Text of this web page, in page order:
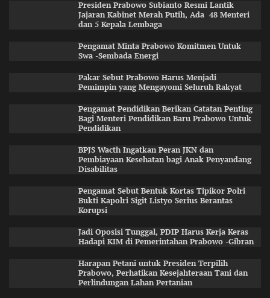
Presiden Prabowo Subianto Resmi Lantik
Jajaran Kabinet Merah Putih, Ada 48 Menteri
dan 5 Kepala Lembaga
Pengamat Minta Prabowo Komitmen Untuk
Swa -Sembada Energi
Pakar Sebut Prabowo Harus Menjadi
Pemimpin yang Mengayomi Seluruh Rakyat
Pengamat Pendidikan Berikan Catatan Penting
Bagi Menteri Pendidikan Baru Prabowo Untuk
Pendidikan
BPJS Wacth Ingatkan Peran JKN dan
Pembiayaan Kesehatan bagi Anak Penyandang
Disabilitas
Pengamat Sebut Bentuk Kortas Tipikor Polri
Bukti Kapolri Sigit Listyo Serius Berantas
Korupsi
Jadi Oposisi Tunggal, PDIP Harus Kerja Keras
Hadapi KIM di Pemerintahan Prabowo -Gibran
Harapan Petani untuk Presiden Terpilih
Prabowo, Perhatikan Kesejahteraan Tani dan
Perlindungan Lahan Pertanian